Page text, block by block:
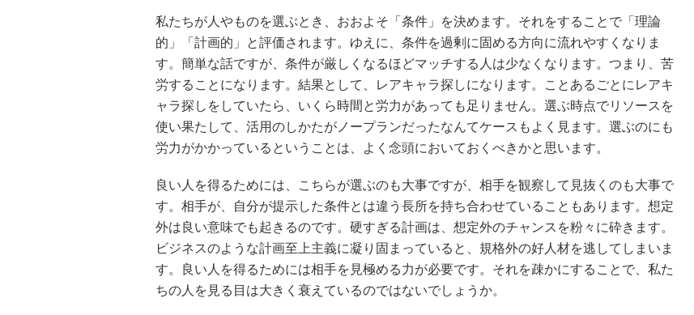
私たちが人やものを選ぶとき、おおよそ「条件」を決めます。それをすることで「理論
的」「計画的」と評価されます。ゆえに、条件を過剰に固める方向に流れやすくなりま
す。簡単な話ですが、条件が厳しくなるほどマッチする人は少なくなります。つまり、苦
労することになります。結果として、レアキャラ探しになります。ことあるごとにレアキ
ャラ探しをしていたら、いくら時間と労力があっても足りません。選ぶ時点でリソースを
使い果たして、活用のしかたがノープランだったなんてケースもよく見ます。選ぶのにも
労力がかかっているということは、よく念頭においておくべきかと思います。
良い人を得るためには、こちらが選ぶのも大事ですが、相手を観察して見抜くのも大事で
す。相手が、自分が提示した条件とは違う長所を持ち合わせていることもあります。想定
外は良い意味でも起きるのです。硬すぎる計画は、想定外のチャンスを粉々に砕きます。
ビジネスのような計画至上主義に凝り固まっていると、規格外の好人材を逃してしまいま
す。良い人を得るためには相手を見極める力が必要です。それを疎かにすることで、私た
ちの人を見る目は大きく衰えているのではないでしょうか。